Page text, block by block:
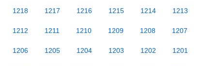
1218 1217 1216 1215 1214 1213
1212 1211 1210 1209 1208 1207
1206 1205 1204 1203 1202 1201